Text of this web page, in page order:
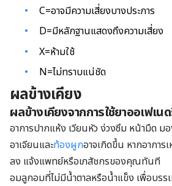
C=อาจมีความเสี่ยงบางประการ
D=มีหลักฐานแสดงถึงความเสี่ยง
X=ห้ามใช้
N=ไม่ทราบแน่ชัด
ผลข้างเคียง
ผลข้างเคียงจากการใช้ยาออเฟเน
อาการปากแห้ง เวียนหัว ง่วงซึม หน้ามืด ม
อาเจียนและท้องผูกอาจเกิดขึ้น หากอากา
ลง แจ้งแพทย์หรือเภสัชกรของคุณทันที
อมลูกอมที่ไม่มีน้ำตาลหรือน้ำแข็ง เพื่อบรรเ